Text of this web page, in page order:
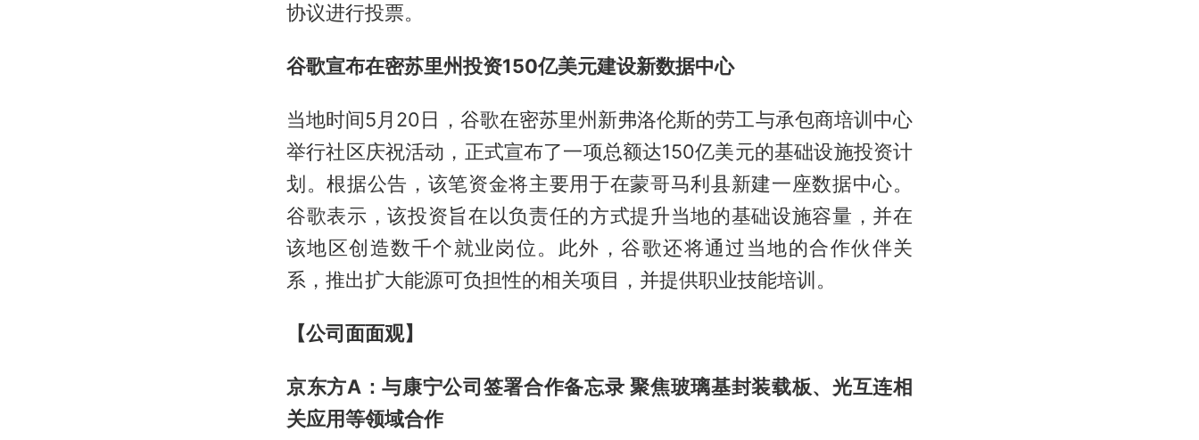
协议进行投票。
谷歌宣布在密苏里州投资150亿美元建设新数据中心
当地时间5月20日，谷歌在密苏里州新弗洛伦斯的劳工与承包商培训中心
举行社区庆祝活动，正式宣布了一项总额达150亿美元的基础设施投资计
划。根据公告，该笔资金将主要用于在蒙哥马利县新建一座数据中心。
谷歌表示，该投资旨在以负责任的方式提升当地的基础设施容量，并在
该地区创造数千个就业岗位。此外，谷歌还将通过当地的合作伙伴关
系，推出扩大能源可负担性的相关项目，并提供职业技能培训。
【公司面面观】
京东方A：与康宁公司签署合作备忘录 聚焦玻璃基封装载板、光互连相
关应用等领域合作